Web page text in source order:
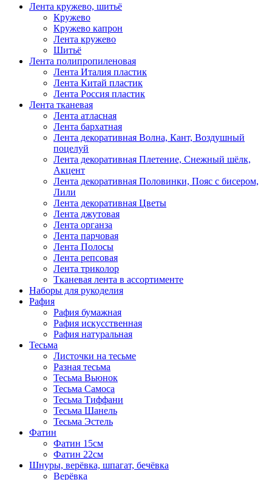
Лента кружево, шитьё
Кружево
Кружево капрон
Лента кружево
Шитьё
Лента полипропиленовая
Лента Италия пластик
Лента Китай пластик
Лента Россия пластик
Лента тканевая
Лента атласная
Лента бархатная
Лента декоративная Волна, Кант, Воздушный
поцелуй
Лента декоративная Плетение, Снежный шёлк,
Акцент
Лента декоративная Половинки, Пояс с бисером,
Лили
Лента декоративная Цветы
Лента джутовая
Лента органза
Лента парчовая
Лента Полосы
Лента репсовая
Лента триколор
Тканевая лента в ассортименте
Наборы для рукоделия
Рафия
Рафия бумажная
Рафия искусственная
Рафия натуральная
Тесьма
Листочки на тесьме
Разная тесьма
Тесьма Вьюнок
Тесьма Самоса
Тесьма Тиффани
Тесьма Шанель
Тесьма Эстель
Фатин
Фатин 15см
Фатин 22см
Шнуры, верёвка, шпагат, бечёвка
Верёвка